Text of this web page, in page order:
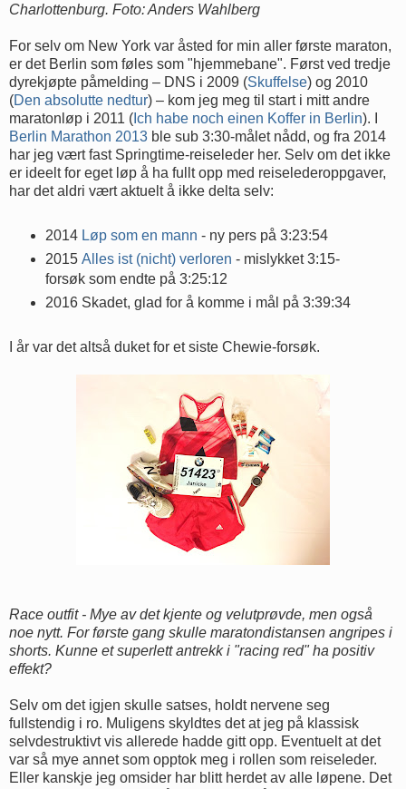
Charlottenburg. Foto: Anders Wahlberg
For selv om New York var åsted for min aller første maraton,
er det Berlin som føles som "hjemmebane". Først ved tredje
dyrekjøpte påmelding – DNS i 2009 (Skuffelse) og 2010
(Den absolutte nedtur) – kom jeg meg til start i mitt andre
maratonløp i 2011 ( Ich habe noch einen Koffer in Berlin). I
Berlin Marathon 2013 ble sub 3:30-målet nådd, og fra 2014
har jeg vært fast Springtime-reiseleder her. Selv om det ikke
er ideelt for eget løp å ha fullt opp med reiselederoppgaver,
har det aldri vært aktuelt å ikke delta selv:
2014 Løp som en mann - ny pers på 3:23:54
2015 Alles ist (nicht) verloren - mislykket 3:15-
forsøk som endte på 3:25:12
2016 Skadet, glad for å komme i mål på 3:39:34
I år var det altså duket for et siste Chewie-forsøk.
Race outfit - Mye av det kjente og velutprøvde, men også
noe nytt. For første gang skulle maratondistansen angripes i
shorts. Kunne et superlett antrekk i "racing red" ha positiv
effekt?
Selv om det igjen skulle satses, holdt nervene seg
fullstendig i ro. Muligens skyldtes det at jeg på klassisk
selvdestruktivt vis allerede hadde gitt opp. Eventuelt at det
var så mye annet som opptok meg i rollen som reiseleder.
Eller kanskje jeg omsider har blitt herdet av alle løpene. Det